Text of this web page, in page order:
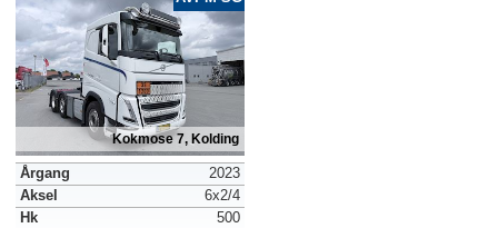
Kokmose 7, Kolding
Årgang
2023
Aksel
6x2/4
Hk
500